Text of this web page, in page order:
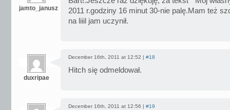
jamto_janusz
2011 r.godziny 16 minut 30-nie palę.Mam też
na liiil jam uczynił.
duxripae
December 16th, 2011 at 12:52 | #18
Hitch się odmeldował.
December 16th, 2011 at 12:56 | #19